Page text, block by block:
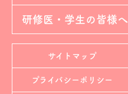
研修医・学生の皆様へ
サイトマップ
プライバシーポリシー